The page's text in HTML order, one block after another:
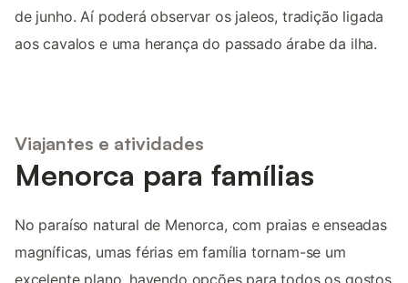
de junho. Aí poderá observar os jaleos, tradição ligada
aos cavalos e uma herança do passado árabe da ilha.
Viajantes e atividades
Menorca para famílias
No paraíso natural de Menorca, com praias e enseadas
magníficas, umas férias em família tornam-se um
excelente plano, havendo opções para todos os gostos